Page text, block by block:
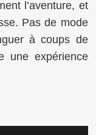
l’aventure, et
Pas de mode
à coups de
une expérience